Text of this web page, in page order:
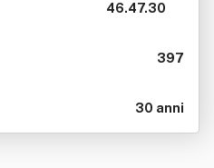
46.47.30
397
30 anni